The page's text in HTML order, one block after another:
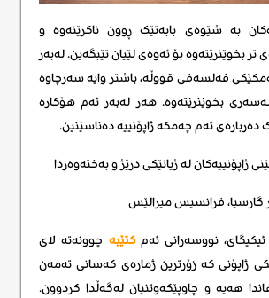
بە شێوەی بابەتێک ڕوون ناکرێنەوە و
بخوێنرێتەوە بۆ ئەوەی لێیان تێبگەین. لەبەر
فەلسەفی قووڵە، باشتر وایە سەرچاوە
بخوێنرێتەوە. هەر لەبەر ئەم هۆکارە
دەربارەی ئەم چەمکە ژاپۆنییە دەناسێنین.
ژاپۆنییەکان لە ژیانێکی درێژ و بەختەوەردا
گارسیا، فرانسیس میرالێس
ئیکیگای، نووسەرانی ئەمکتێبە چوونەتە لای
ژاپۆنی کە زۆرترین ژمارەی کەسانی تەمەن
هەیە و چاوپێکەوتنیان لەگەڵدا کردوون.